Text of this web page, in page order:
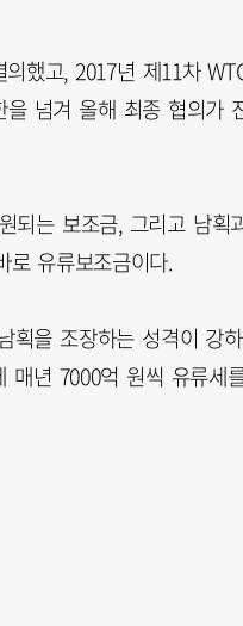
했고, 2017년 제11차
넘겨 올해 최종 협의가
되는 보조금, 그리고 남획
유류보조금이다.
획을 조장하는 성격이 강하
매년 7000억 원씩 유류세